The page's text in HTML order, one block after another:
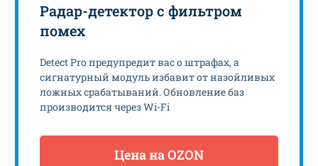
Радар-детектор с фильтром
помех
Detect Pro предупредит вас о штрафах, а
сигнатурный модуль избавит от назойливых
ложных срабатываний. Обновление баз
производится через Wi-Fi
Цена на OZON